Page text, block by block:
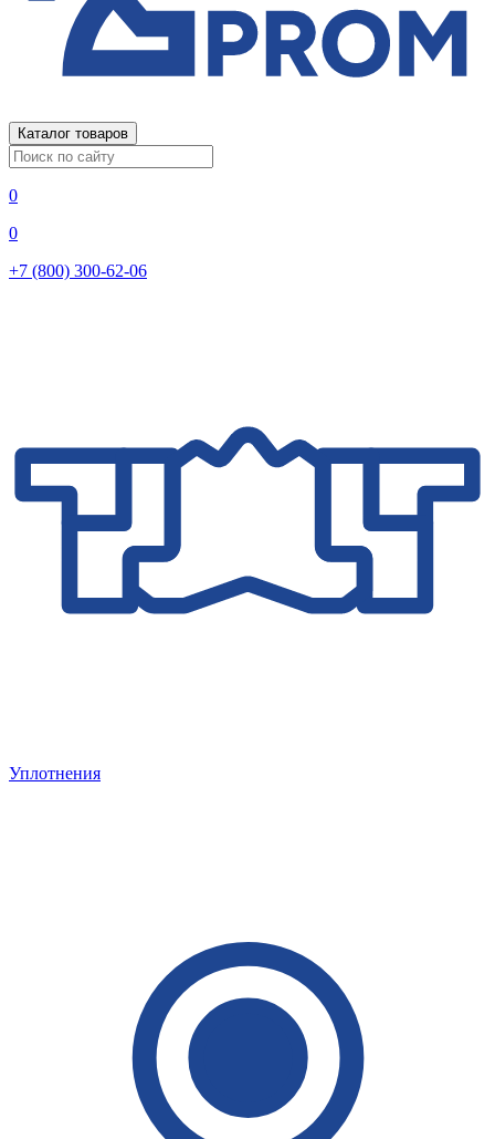
Каталог товаров
0
0
+7 (800) 300-62-06
Уплотнения